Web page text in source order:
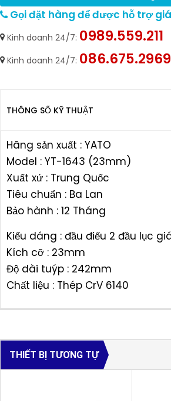
Gọi đặt hàng để được hỗ trợ
Kinh doanh 24/7: 0989.559.211
Kinh doanh 24/7: 086.675.2969
THÔNG SỐ KỸ THUẬT
Hãng sản xuất : YATO
Model : YT-1643 (23mm)
Xuất xứ : Trung Quốc
Tiêu chuẩn : Ba Lan
Bảo hành : 12 Tháng
Kiểu dáng : đầu điếu 2 đầu lục
Kích cỡ : 23mm
Độ dài tuýp : 242mm
Chất liệu : Thép CrV 6140
THIẾT BỊ TƯƠNG TỰ